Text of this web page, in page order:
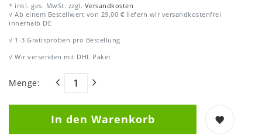
* inkl. ges. MwSt. zzgl. Versandkosten
√ Ab einem Bestellwert von 29,00 € liefern wir versandkostenfrei
innerhalb DE
√ 1-3 Gratisproben pro Bestellung
√ Wir versenden mit DHL Paket
Menge:
In den Warenkorb